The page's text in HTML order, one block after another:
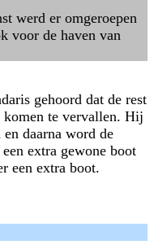
werd er omgeroepen
voor de haven van
gehoord dat de rest
komen te vervallen. Hij
daarna word de
extra gewone boot
een extra boot.